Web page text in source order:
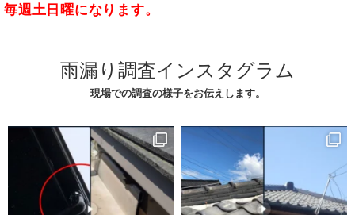
毎週土日曜になります。
雨漏り調査インスタグラム
現場での調査の様子をお伝えします。